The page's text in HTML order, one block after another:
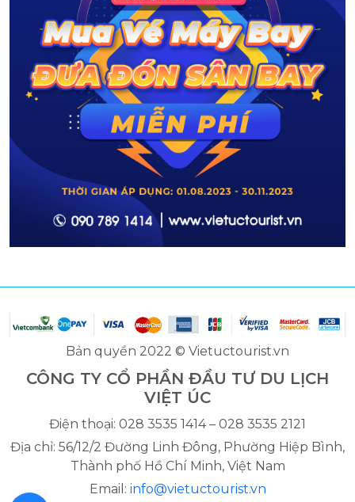
Bản quyền 2022 © Vietuctourist.vn
CÔNG TY CỔ PHẦN ĐẦU TƯ DU LỊCH
VIỆT ÚC
Điện thoại: 028 3535 1414 – 028 3535 2121
Địa chỉ: 56/12/2 Đường Linh Đông, Phường Hiệp Bình,
Thành phố Hồ Chí Minh, Việt Nam
Email: info@vietuctourist.vn